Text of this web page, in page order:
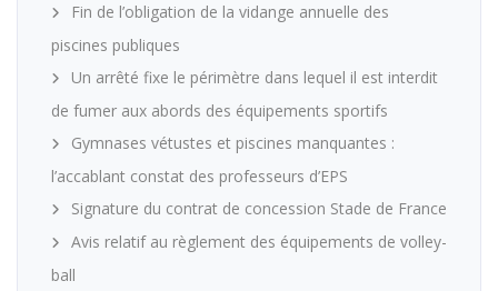
Fin de l’obligation de la vidange annuelle des
piscines publiques
Un arrêté fixe le périmètre dans lequel il est interdit
de fumer aux abords des équipements sportifs
Gymnases vétustes et piscines manquantes :
l’accablant constat des professeurs d’EPS
Signature du contrat de concession Stade de France
Avis relatif au règlement des équipements de volley-
ball